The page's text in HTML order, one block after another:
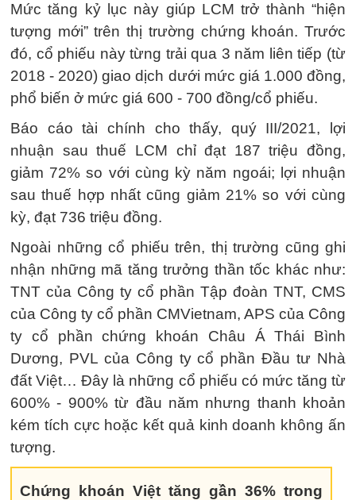
Mức tăng kỷ lục này giúp LCM trở thành “hiện
tượng mới” trên thị trường chứng khoán. Trước
đó, cổ phiếu này từng trải qua 3 năm liên tiếp (từ
2018 - 2020) giao dịch dưới mức giá 1.000 đồng,
phổ biến ở mức giá 600 - 700 đồng/cổ phiếu.
Báo cáo tài chính cho thấy, quý III/2021, lợi
nhuận sau thuế LCM chỉ đạt 187 triệu đồng,
giảm 72% so với cùng kỳ năm ngoái; lợi nhuận
sau thuế hợp nhất cũng giảm 21% so với cùng
kỳ, đạt 736 triệu đồng.
Ngoài những cổ phiếu trên, thị trường cũng ghi
nhận những mã tăng trưởng thần tốc khác như:
TNT của Công ty cổ phần Tập đoàn TNT, CMS
của Công ty cổ phần CMVietnam, APS của Công
ty cổ phần chứng khoán Châu Á Thái Bình
Dương, PVL của Công ty cổ phần Đầu tư Nhà
đất Việt… Đây là những cổ phiếu có mức tăng từ
600% - 900% từ đầu năm nhưng thanh khoản
kém tích cực hoặc kết quả kinh doanh không ấn
tượng.
Chứng khoán Việt tăng gần 36% trong